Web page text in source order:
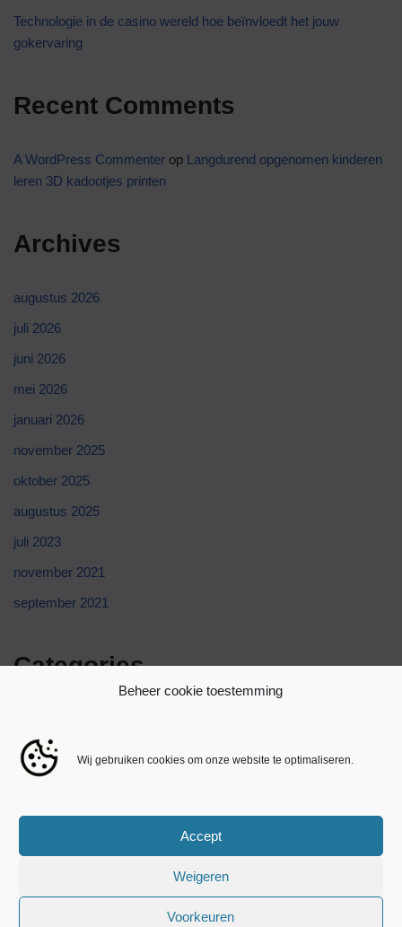
Beheer cookie toestemming
Wij gebruiken cookies om onze website te optimaliseren.
Accept
Weigeren
Voorkeuren
Technologie in de casino wereld hoe beïnvloedt het jouw
gokervaring
Recent Comments
A WordPress Commenter op Langdurend opgenomen kinderen
leren 3D kadootjes printen
Archives
augustus 2026
juli 2026
juni 2026
mei 2026
januari 2026
november 2025
oktober 2025
augustus 2025
juli 2023
november 2021
september 2021
Categories
Online Casino Igobet
public